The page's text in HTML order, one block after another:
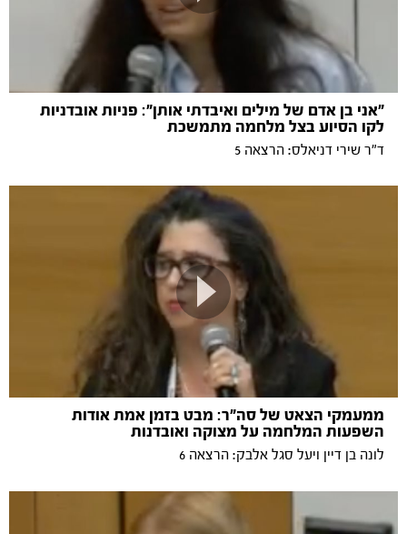
"אני בן אדם של מילים ואיבדתי אותן": פניות אובדניות
לקו הסיוע בצל מלחמה מתמשכת
ד"ר שירי דניאלס: הרצאה 5
ממעמקי הצאט של סה"ר: מבט בזמן אמת אודות
השפעות המלחמה על מצוקה ואובדנות
לונה בן דיין ויעל סגל אלבק: הרצאה 6